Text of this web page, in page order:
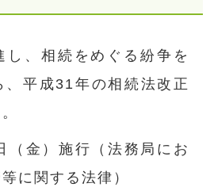
し、相続をめぐる紛争を
、平成31年の相続法改正
金）施行（法務局にお
に関する法律）